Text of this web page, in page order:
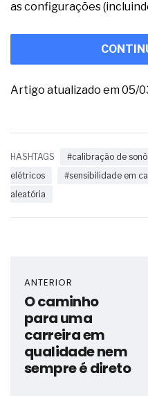
as configurações
Artigo atualizado em 05/
HASHTAGS #calibração de
elétricos
#sensibilidade em
aleatória
ANTERIOR
O caminho
para uma
carreira em
qualidade nem
sempre é direto